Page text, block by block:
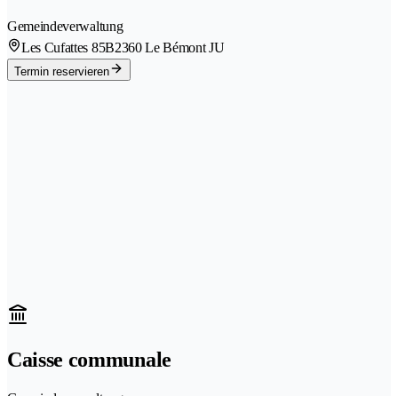
Gemeindeverwaltung
Les Cufattes 85B2360 Le Bémont JU
Termin reservieren
Caisse communale